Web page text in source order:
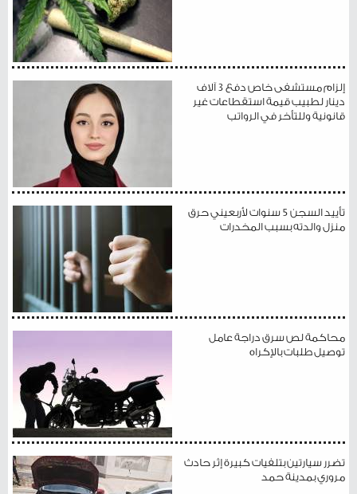
إلزام مستشفى خاص دفع 3 آلاف
دينار لطبيب قيمة استقطاعات غير
قانونية وللتأخر في الرواتب
تأييد السجن 5 سنوات لأربعيني حرق
منزل والدته بسبب المخدرات
محاكمة لص سرق دراجة عامل
توصيل طلبات بالإكراه
تضرر سيارتين بتلفيات كبيرة إثر حادث
مروري بمدينة حمد